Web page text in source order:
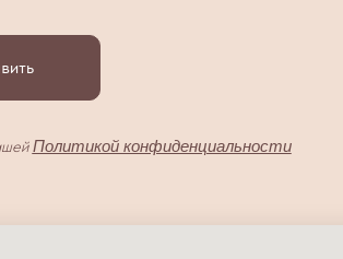
Политикой конфиденциальности